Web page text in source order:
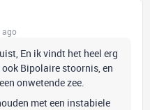
ago
En ik vindt het heel erg
Bipolaire stoornis, en
onwetende zee.
met een instabiele